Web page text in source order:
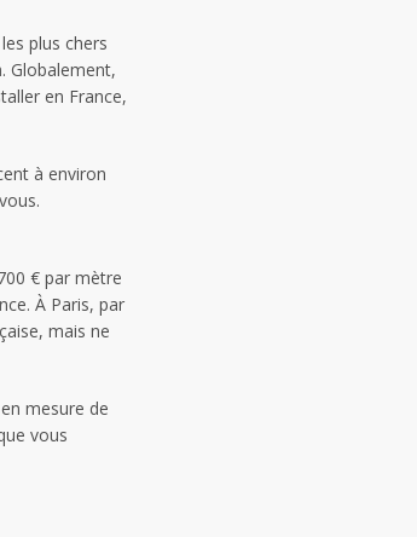
plus chers
Globalement,
en France,
à environ
€ par mètre
À Paris, par
mais ne
mesure de
vous